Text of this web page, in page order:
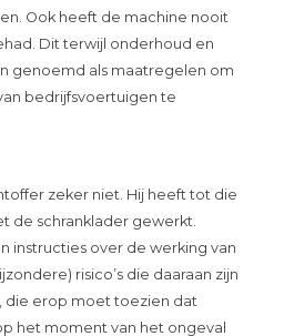
Ook heeft de machine nooit
Dit terwijl onderhoud en
genoemd als maatregelen om
bedrijfsvoertuigen te
zeker niet. Hij heeft tot die
de schranklader gewerkt.
instructies over de werking van
risico’s die daaraan zijn
die erop moet toezien dat
het moment van het ongeval